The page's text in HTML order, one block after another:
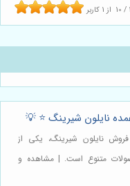
10 / از 1 کاربر
نایلون شیرینگ ⭐️ 💡
نایلون شیرینگ، یکی از
متنوع است. | مشاهده و